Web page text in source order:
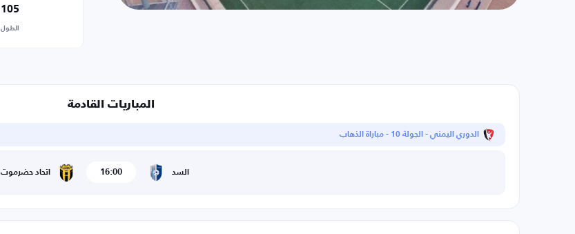
105
الطول
المباريات القادمة
الدوري اليمني - الجولة 10 - مباراة الذهاب
السد 16:00 اتحاد حضرموت